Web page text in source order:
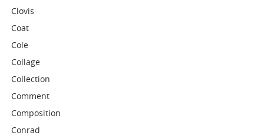
Clovis
Coat
Cole
Collage
Collection
Comment
Composition
Conrad